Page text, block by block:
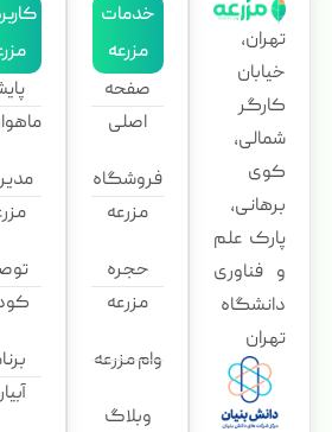
تهران،
خیابان
کارگر
شمالی،
کوی
برهانی،
پارک علم
و فناوری
دانشگاه
تهران
خدمات
مزرعه
صفحه
اصلی
فروشگاه
مزرعه
حجره
مزرعه
وام مزرعه
وبلاگ